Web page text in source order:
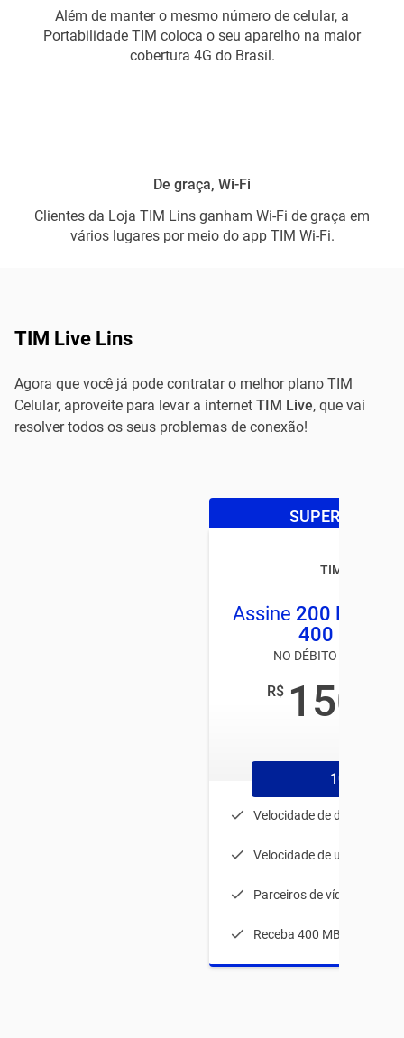
Além de manter o mesmo número de celular, a
Portabilidade TIM coloca o seu aparelho na maior
cobertura 4G do Brasil.
De graça, Wi-Fi
Clientes da Loja TIM Lins ganham Wi-Fi de graça em
vários lugares por meio do app TIM Wi-Fi.
TIM Live Lins
Agora que você já pode contratar o melhor plano TIM
Celular, aproveite para levar a internet TIM Live, que vai
resolver todos os seus problemas de conexão!
SUPER OFERTA
TIM LIVE
Assine 200 Mega
400 MEGA
NO DÉBITO
R$ 150
1056
Velocidade de download:
Velocidade de upload: 80
Parceiros de vídeos
Receba 400 MB durante